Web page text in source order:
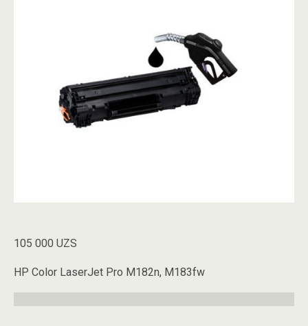
105 000 UZS
HP Color LaserJet Pro M182n, M183fw